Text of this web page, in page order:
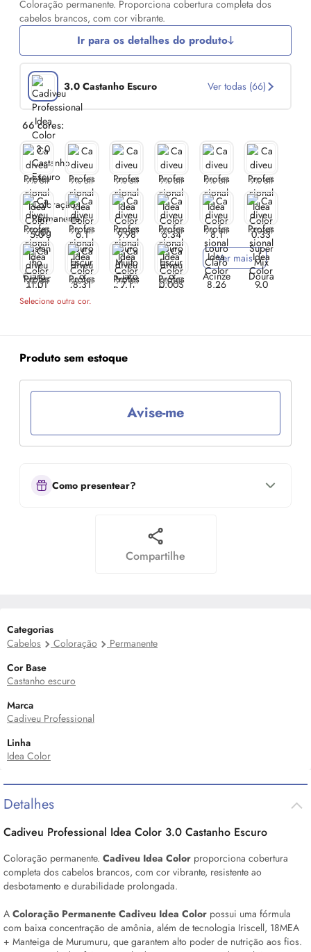
Coloração permanente. Proporciona cobertura completa dos
cabelos brancos, com cor vibrante.
Ir para os detalhes do produto
3.0 Castanho Escuro Ver todas (66)
66 cores:
9% off 9% off 9% off 9% off 9% off 9% off
9% off 9% off 9% off 9% off 9% off 9% off
9% off 9% off 9% off 9% off
Ver mais
Selecione outra cor.
Produto sem estoque
Avise-me
Como presentear?
Compartilhe
Categorias
Cabelos
Coloração
Permanente
Cor Base
Castanho escuro
Marca
Cadiveu Professional
Linha
Idea Color
Detalhes
Cadiveu Professional Idea Color 3.0 Castanho Escuro
Coloração permanente. Cadiveu Idea Color proporciona cobertura
completa dos cabelos brancos, com cor vibrante, resistente ao
desbotamento e durabilidade prolongada.
A Coloração Permanente Cadiveu Idea Color possui uma fórmula
com baixa concentração de amônia, além de tecnologia Iriscell, 18MEA
+ Manteiga de Murumuru, que garantem alto poder de nutrição aos fios.